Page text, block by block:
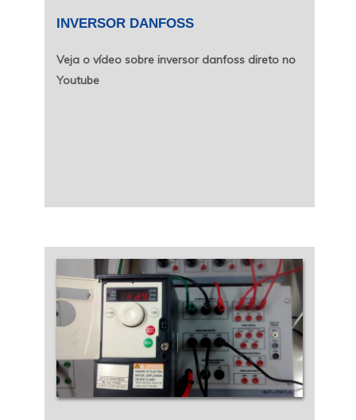
INVERSOR DANFOSS
Veja o vídeo sobre inversor danfoss direto no
Youtube